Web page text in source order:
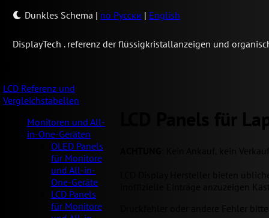
Dunkles Schema | по Русски | English
DisplayTech . referenz der flüssigkristallanzeigen und
LCD Referenz und
Vergleichstabellen
Monitoren und All-
in-One-Geräten
OLED Panels
für Monitore
und All-in-
One-Geräte
LCD Panels
für Monitore
LCD Panels für
: Kein Ankauf, kein
LCD Display Hersteller bieten
inoffizielle Einträge anzuzeigen
Druckfehler oder andere Fehler